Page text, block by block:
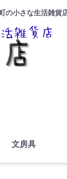
の小さな生活雑貨
文房具